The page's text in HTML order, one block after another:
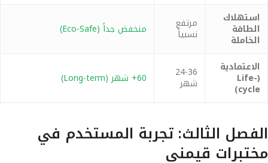
استهلاك
الطاقة
الخاملة
مرتفع
نسبياً منخفض جداً (Eco-Safe)
الاعتمادية
(Life-
cycle)
24-36
شهر 60+ شهر (Long-term)
الفصل الثالث: تجربة المستخدم في
مختبرات قيمني